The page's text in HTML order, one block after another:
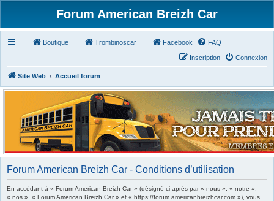
Forum American Breizh Car
Boutique Trombinoscar Facebook FAQ
Connexion
Inscription
Site Web Accueil forum
Forum American Breizh Car - Conditions d’utilisation
En accédant à « Forum American Breizh Car » (désigné ci-après par « nous », « notre »,
« nos », « Forum American Breizh Car » et « https://forum.americanbreizhcar.com »), vous